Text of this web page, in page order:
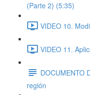
(Parte 2) (5:35)
VIDEO 10.
VIDEO 11.
DOCUMENTO
región